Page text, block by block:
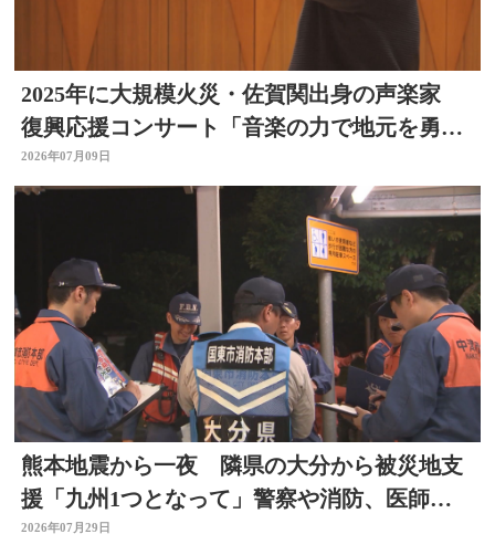
2025年に大規模火災・佐賀関出身の声楽家
復興応援コンサート「音楽の力で地元を勇気
づけたい」大分
2026年07月09日
熊本地震から一夜 隣県の大分から被災地支
援「九州1つとなって」警察や消防、医師、
看護師、水道局など
2026年07月29日